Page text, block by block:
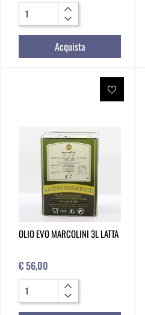
Quantità
Acquista
OLIO EVO MARCOLINI 3L LATTA
€ 56,00
Quantità